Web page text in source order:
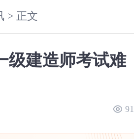
> 正文
级建造师考试难
91